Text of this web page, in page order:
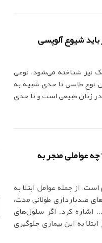
شیوع آلوپسی
نیز شناخته می‌شود، نوعی
نوع طاسی تا حدی شبیه به
زنان طبیعی است و تا حدی
عواملی منجر به
از جمله عوامل ابتلا به
ضدبارداری طولانی مدت،
و ... اشاره کرد. اگر سلول‌های
به این بیماری جلوگیری